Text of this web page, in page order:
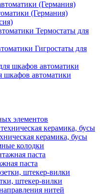
(Германия)
Термостаты для
Гигростаты для
шкафов автоматики
элементов
керамика, бусы
колодки
паста
штекер-вилки